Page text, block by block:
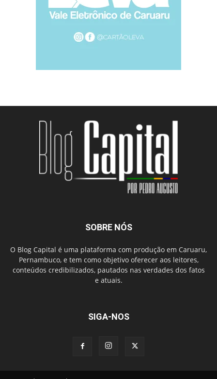
SOBRE NÓS
O Blog Capital é uma plataforma com produção em Caruaru,
Pernambuco, e tem como objetivo oferecer aos leitores,
conteúdos credibilizados, pautados nas verdades dos fatos
e atuais.
SIGA-NOS